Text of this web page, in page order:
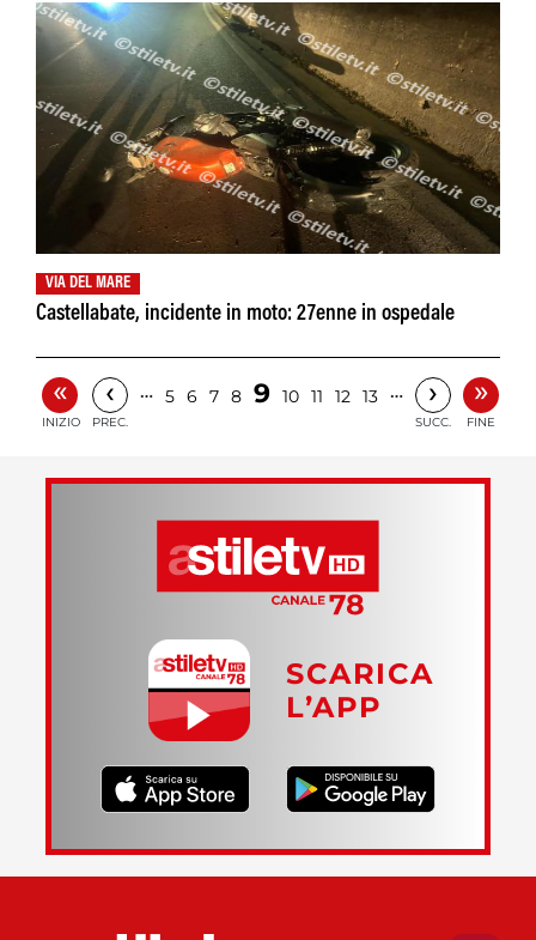
VIA DEL MARE
Castellabate, incidente in moto: 27enne in ospedale
«
INIZIO
‹
PREC.
… 5 6 7 8 9 10 11 12 13 … ›
SUCC.
»
FINE
SCARICA
L’APP